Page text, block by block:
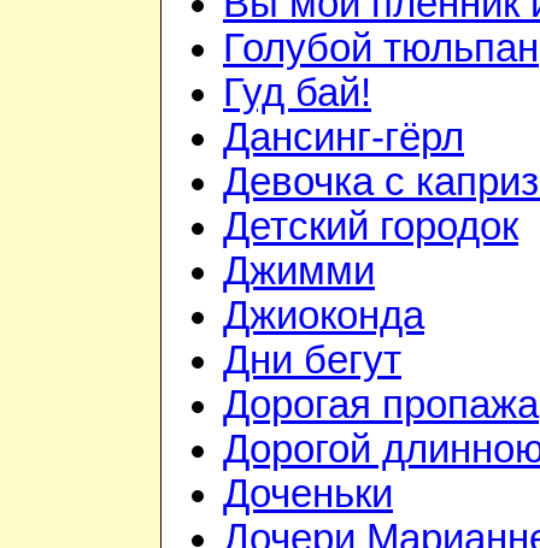
Голубой тюльпан
Гуд бай!
Дансинг-гёрл
Девочка с
Детский городок
Джимми
Джиоконда
Дни бегут
Дорогая пропажа
Дорогой
Доченьки
Дочери